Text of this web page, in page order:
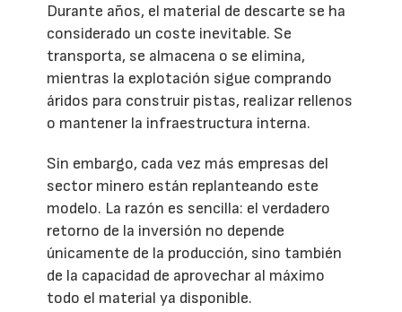
Durante años, el material de descarte se ha
considerado un coste inevitable. Se
transporta, se almacena o se elimina,
mientras la explotación sigue comprando
áridos para construir pistas, realizar rellenos
o mantener la infraestructura interna.
Sin embargo, cada vez más empresas del
sector minero están replanteando este
modelo. La razón es sencilla: el verdadero
retorno de la inversión no depende
únicamente de la producción, sino también
de la capacidad de aprovechar al máximo
todo el material ya disponible.